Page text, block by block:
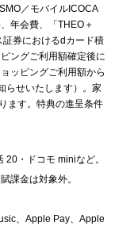
／モバイルICOCA
年会費、「THEO＋
券におけるdカード積
ングご利用額確定後に
ッピングご利用額から
らせいたします）。家
ます。特典の進呈条件
20・ドコモ miniなど。
課金は対象外。
、Apple Pay、Apple